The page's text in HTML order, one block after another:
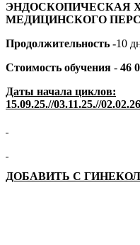
ЭНДОСКОПИЧЕСКАЯ
МЕДИЦИНСКОГО
Продолжительность -10
Стоимость обучения - 46
Даты начала циклов:
15.09.25.//03.11.25.//02.02.26
ДОБАВИТЬ С